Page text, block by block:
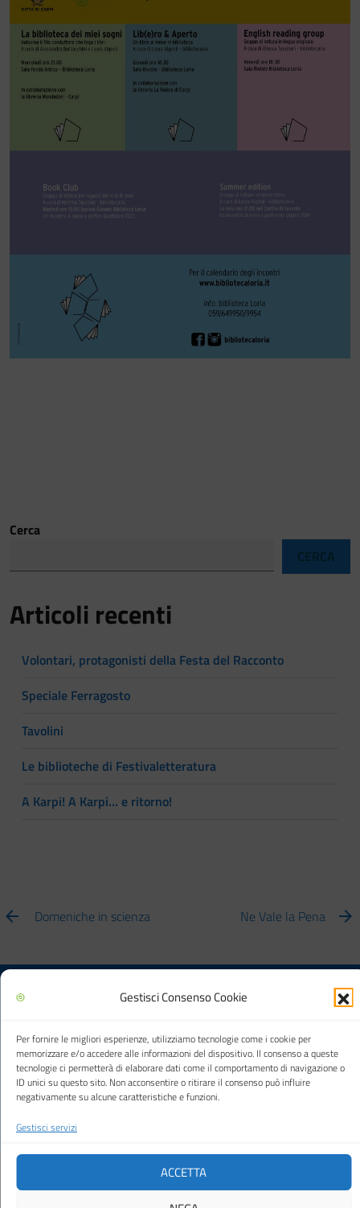
Gestisci Consenso Cookie
Per fornire le migliori esperienze, utilizziamo tecnologie come i cookie per
memorizzare e/o accedere alle informazioni del dispositivo. Il consenso a queste
tecnologie ci permetterà di elaborare dati come il comportamento di navigazione o
ID unici su questo sito. Non acconsentire o ritirare il consenso può influire
negativamente su alcune caratteristiche e funzioni.
Gestisci servizi
ACCETTA
Cerca
CERCA
Articoli recenti
Volontari, protagonisti della Festa del Racconto
Speciale Ferragosto
Tavolini
Le biblioteche di Festivaletteratura
A Karpi! A Karpi… e ritorno!
Domeniche in scienza Ne Vale la Pena
Biblioteca multimediale "Arturo Loria"
Città di Carpi
Cookie Policy (UE)